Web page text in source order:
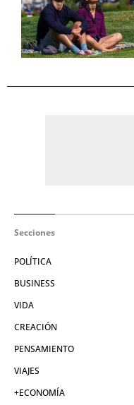
Secciones
POLÍTICA
BUSINESS
VIDA
CREACIÓN
PENSAMIENTO
VIAJES
+ECONOMÍA